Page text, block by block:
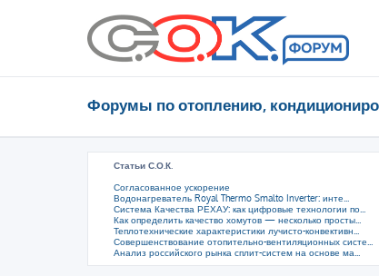
Форумы по отоплению,
Статьи С.О.К.
Согласованное ускорение
Водонагреватель Royal Thermo Smalto Inverter: инте...
Система Качества РЕХАУ: как цифровые технологии по...
Как определить качество хомутов — несколько просты...
Теплотехнические характеристики лучисто-конвективн...
Совершенствование отопительно-вентиляционных систе...
Анализ российского рынка сплит-систем на основе ма...